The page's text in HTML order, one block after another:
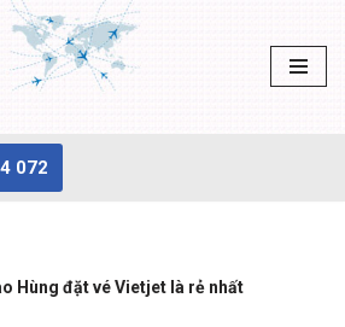
072
Hùng đặt vé Vietjet là rẻ nhất